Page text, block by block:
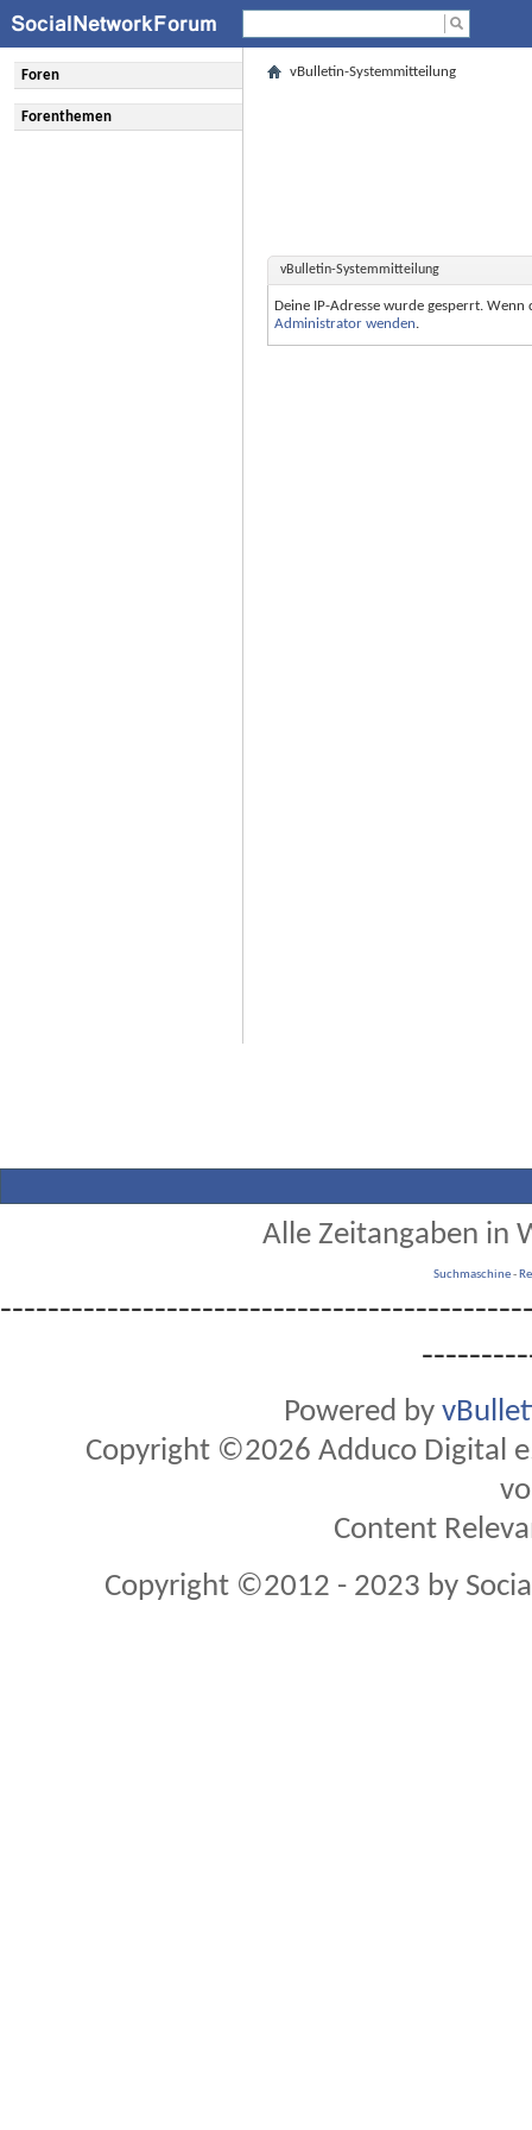
Foren
Forenthemen
vBulletin-Systemmitteilung
vBulletin-Systemmitteilung
Deine IP-Adresse wurde gesperrt.
Administrator wenden.
Alle Zeitangaben in
Suchmaschine-
Powered by
Copyright ©2026 Adduco Digital
Content
Copyright ©2012 - 2023 by